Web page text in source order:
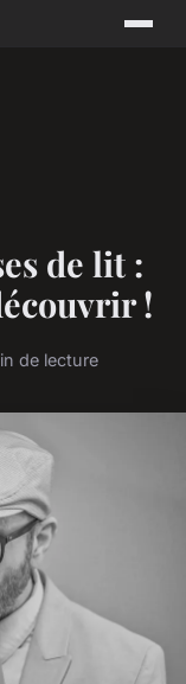
de lit :
!
de lecture